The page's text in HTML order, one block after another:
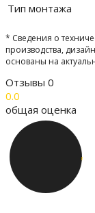
Тип монтажа
* Сведения о
производства,
основаны на
Отзывы 0
0.0
общая оценка